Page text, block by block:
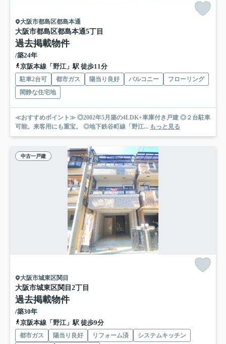
大阪市都島区都島本通
大阪市都島区都島本通5丁目
過去掲載物件
/築24年
京阪本線「野江」駅 徒歩11分
駐車2台可 都市ガス 陽当り良好 バルコニー
フローリング
閑静な住宅地
≪おすすめポイント≫ ◎2002年5月築の4LDK+車庫付き戸建 ◎２台駐車
可能。来客用にも重宝。 ◎地下鉄谷町線「野江... もっと見る
中古一戸建
大阪市城東区関目
大阪市城東区関目2丁目
過去掲載物件
/築30年
京阪本線「野江」駅 徒歩9分
都市ガス 陽当り良好 リフォーム済
システムキッチン